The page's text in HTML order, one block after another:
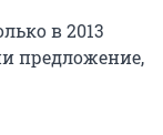
в 2013
предложение,